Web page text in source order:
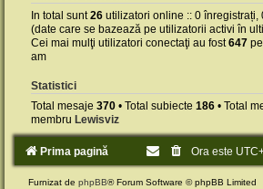
In total sunt26 utilizatori online :: 0 înregistrați,
(date care se bazează pe utilizatorii activi în
Cei mai mulţi utilizatori conectaţi au fost647
am
Statistici
Total mesaje 370 • Total subiecte 186 • Total
membru Lewisviz
Prima pagină Ora este
Furnizat de phpBB® Forum Software © phpBB Limited